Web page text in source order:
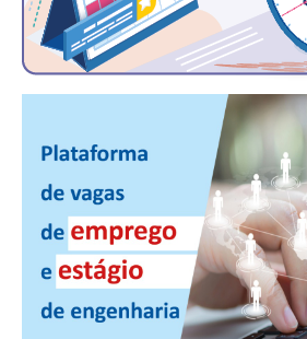
AGENDA
PUBLICAÇÕES
PUBLICIDADE
MANUAL DE REDAÇÃO